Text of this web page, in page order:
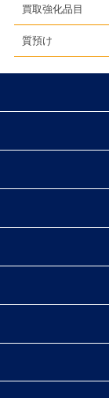
買取強化品目
質預け